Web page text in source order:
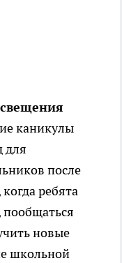
каникулы
для
после
ребята
пообщаться
новые
школьной